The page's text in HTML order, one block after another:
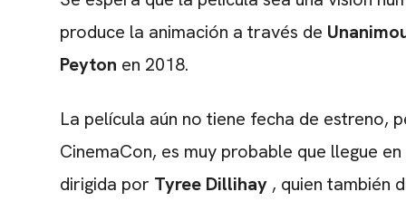
produce la animación a través de
Peyton en 2018.
La película aún no tiene fecha de estreno,
CinemaCon, es muy probable que llegue
dirigida por Tyree Dillihay , quien también